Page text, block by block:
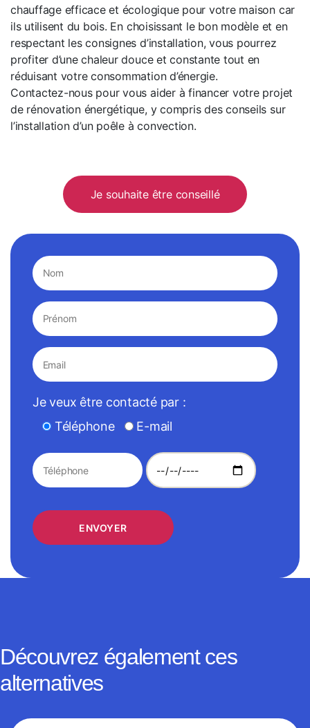
chauffage efficace et écologique pour votre maison car
ils utilisent du bois. En choisissant le bon modèle et en
respectant les consignes d’installation, vous pourrez
profiter d’une chaleur douce et constante tout en
réduisant votre consommation d’énergie.
Contactez-nous pour vous aider à financer votre projet
de rénovation énergétique, y compris des conseils sur
l’installation d’un poêle à convection.
Je souhaite être conseillé
Je veux être contacté par :
Téléphone
E-mail
Découvrez également ces
alternatives